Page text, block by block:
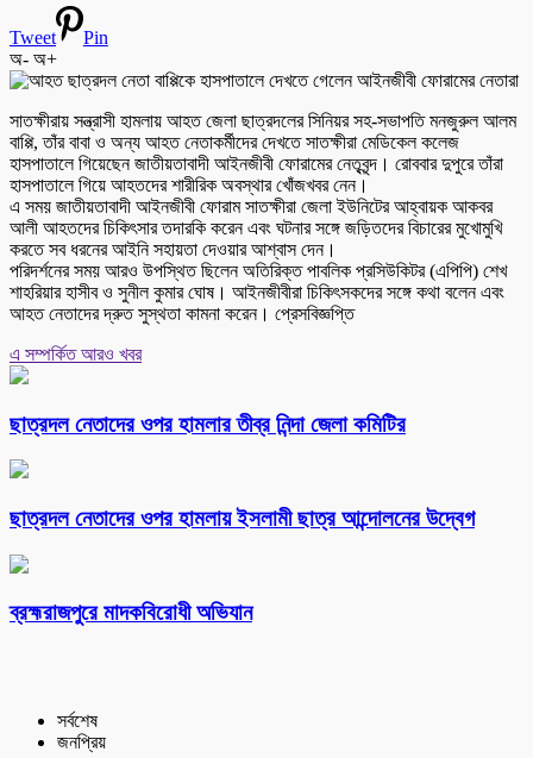
Tweet
Pin
অ- অ+
সাতক্ষীরায় সন্ত্রাসী হামলায় আহত জেলা ছাত্রদলের সিনিয়র সহ-সভাপতি মনজুরুল আলম
বাপ্পি, তাঁর বাবা ও অন্য আহত নেতাকর্মীদের দেখতে সাতক্ষীরা মেডিকেল কলেজ
হাসপাতালে গিয়েছেন জাতীয়তাবাদী আইনজীবী ফোরামের নেতৃবৃন্দ। রোববার দুপুরে তাঁরা
হাসপাতালে গিয়ে আহতদের শারীরিক অবস্থার খোঁজখবর নেন।
এ সময় জাতীয়তাবাদী আইনজীবী ফোরাম সাতক্ষীরা জেলা ইউনিটের আহ্বায়ক আকবর
আলী আহতদের চিকিৎসার তদারকি করেন এবং ঘটনার সঙ্গে জড়িতদের বিচারের মুখোমুখি
করতে সব ধরনের আইনি সহায়তা দেওয়ার আশ্বাস দেন।
পরিদর্শনের সময় আরও উপস্থিত ছিলেন অতিরিক্ত পাবলিক প্রসিউকিটর (এপিপি) শেখ
শাহরিয়ার হাসীব ও সুনীল কুমার ঘোষ। আইনজীবীরা চিকিৎসকদের সঙ্গে কথা বলেন এবং
আহত নেতাদের দ্রুত সুস্থতা কামনা করেন। প্রেসবিজ্ঞপ্তি
এ সম্পর্কিত আরও খবর
ছাত্রদল নেতাদের ওপর হামলার তীব্র নিন্দা জেলা কমিটির
ছাত্রদল নেতাদের ওপর হামলায় ইসলামী ছাত্র আন্দোলনের উদ্বেগ
ব্রহ্মরাজপুরে মাদকবিরোধী অভিযান
সর্বশেষ
জনপ্রিয়